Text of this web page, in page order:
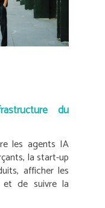
du
les agents IA
la start-up
afficher les
de suivre la